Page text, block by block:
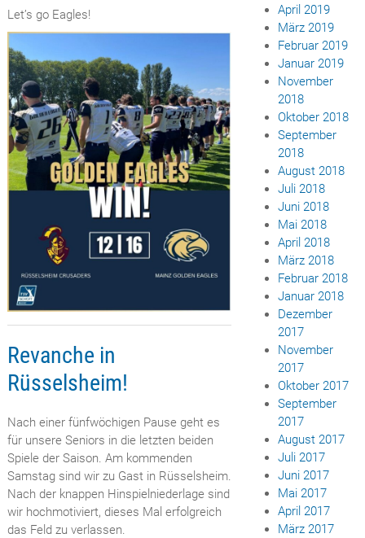
Let’s go Eagles!
Revanche in
Rüsselsheim!
Nach einer fünfwöchigen Pause geht es
für unsere Seniors in die letzten beiden
Spiele der Saison. Am kommenden
Samstag sind wir zu Gast in Rüsselsheim.
Nach der knappen Hinspielniederlage sind
wir hochmotiviert, dieses Mal erfolgreich
das Feld zu verlassen.
April 2019
März 2019
Februar 2019
Januar 2019
November
2018
Oktober 2018
September
2018
August 2018
Juli 2018
Juni 2018
Mai 2018
April 2018
März 2018
Februar 2018
Januar 2018
Dezember
2017
November
2017
Oktober 2017
September
2017
August 2017
Juli 2017
Juni 2017
Mai 2017
April 2017
März 2017